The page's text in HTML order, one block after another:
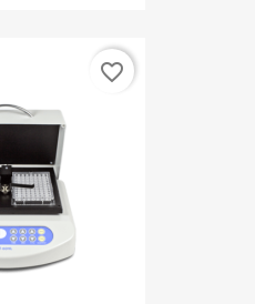
favorite_border